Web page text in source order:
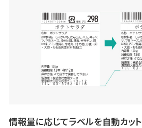
情報量に応じてラベルを自動カット